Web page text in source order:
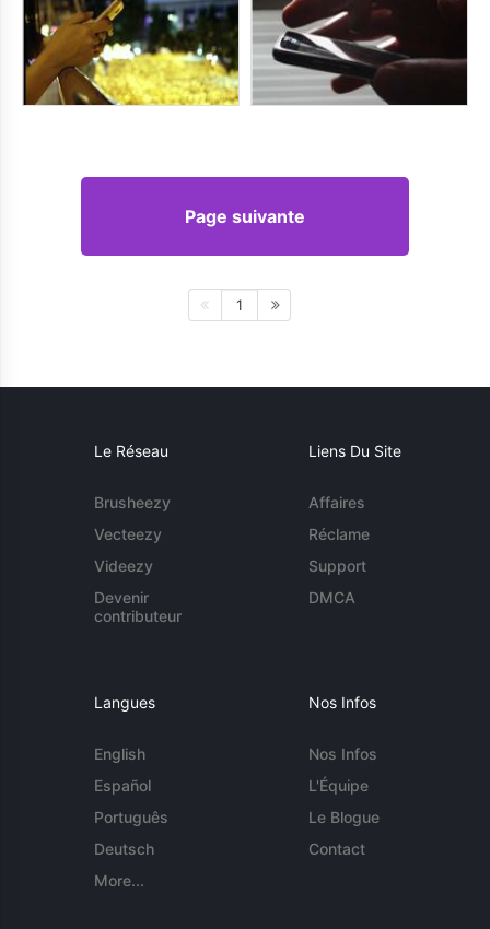
Page suivante
1
Le Réseau
Brusheezy
Vecteezy
Videezy
Devenir
contributeur
Liens Du Site
Affaires
Réclame
Support
DMCA
Langues
English
Español
Português
Deutsch
More...
Nos Infos
Nos Infos
L'Équipe
Le Blogue
Contact